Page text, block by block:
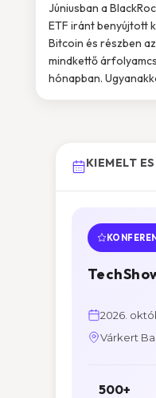
Júniusban a
ETF iránt benyújtott
Bitcoin és részben
mindkettő
hónapban.
KIEMELT
2026.
Várkert
500+